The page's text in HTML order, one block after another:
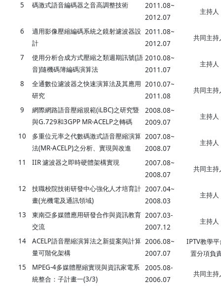
5 碼激式語音編碼器之音高調整技術
2011.08~
2012.07
主持人
6
適用影像壓縮編碼系統之鏡射濾波器設
計
2011.08~
2012.07
共同主持
7
使用分析合成方式壓縮之類週期訊號(語
音)隨機碼簿編碼演算法
2010.08~
2011.07
主持人
8
全通數位濾波器之快速演算法及其應用
研究
2010.07~
2011.08
共同主持
9
網際網路語音壓縮規範(iLBC)之研究暨
與G.729和3GPP MR-ACELP之轉碼
2008.08~
2009.07
主持人
10
多重位元率之代數碼激式語音壓縮演算
法(MR-ACELP)之分析、實現與改進
2007.08~
2008.07
主持人
11 IIR 濾波器之即時硬體架構實現
2007.08~
2008.07
共同主持
12
技職校院技術研發中心強化人才培育計
畫(光機電及通訊領域)
2007.04~
2008.03
主持人
13
東南亞多媒體應用研發合作與資訊教育
交流
2007.03-
2007.12
主持人
14
ACELP語音壓縮演算法之新提案與計算
量可階化架構
2006.08~
2007.07
IPTV教學
置分項負
15
MPEG-4多媒體壓縮實現與資訊家電系
統整合：子計畫一(3/3)
2005.08-
2006.07
共同主持